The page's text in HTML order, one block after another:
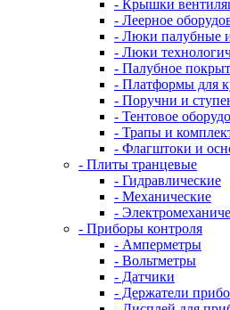
- Крышки
- Леерное
- Люки палубные
- Люки
- Палубное
- Платформы для
- Поручни и
- Тентовое
- Трапы и
- Флагштоки и
- Плиты транцевые
- Гидравлические
- Механические
-
- Приборы контроля
- Амперметры
- Вольтметры
- Датчики
- Держатели